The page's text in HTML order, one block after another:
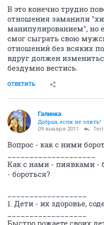
В это конечно трудно
отношения заманили
манипулированием", но
смог сыграть свою
отношений без всяких
вдруг должен
бездумно вестись.
ОТВЕТИТЬ
Галинка
Добрая, если не злить!
09 января 2011
Вопрос - как с ними
Как с нами - пиявками
- бороться?
1. Дети - их здоровье,
Быстро рожаете своих